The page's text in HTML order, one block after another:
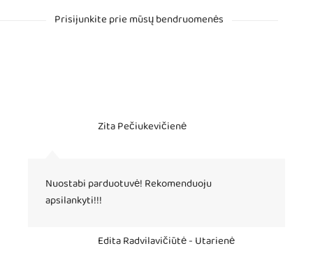
Prisijunkite prie mūsų bendruomenės
Zita Pečiukevičienė
Nuostabi parduotuvė! Rekomenduoju
apsilankyti!!!
Edita Radvilavičiūtė - Utarienė